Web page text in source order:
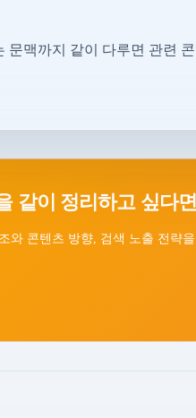
문맥까지 같이 다루면 관련
같이 정리하고 싶다면
와 콘텐츠 방향, 검색 노출 전략